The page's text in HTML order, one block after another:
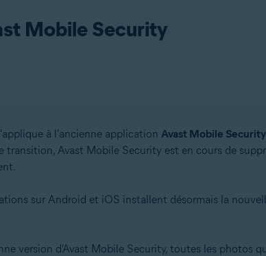
Mobile Security
à l'ancienne application Avast Mobile Security
transition, Avast Mobile Security est en cours de
sur Android et iOS installent désormais la
version d'Avast Mobile Security, toutes les photos